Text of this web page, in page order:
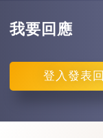
我要回應
登入 發表